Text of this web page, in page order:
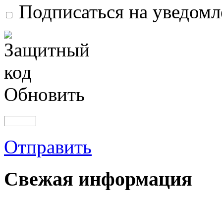
Подписаться на
Обновить
Отправить
Свежая информация